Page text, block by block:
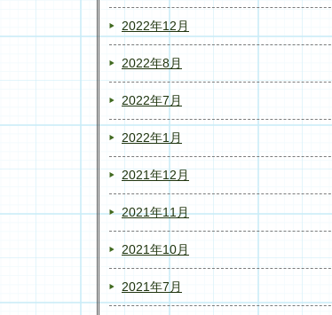
2022年12月
2022年8月
2022年7月
2022年1月
2021年12月
2021年11月
2021年10月
2021年7月